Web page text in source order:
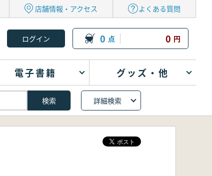
店舗情報・アクセス よくある質問
0 点 0 円
電子書籍 グッズ・他
詳細検索